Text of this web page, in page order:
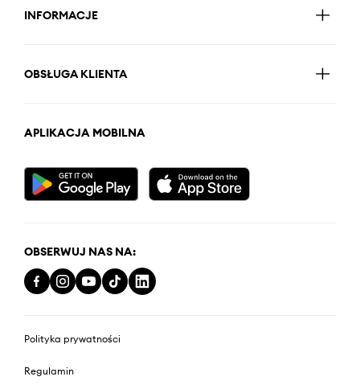
INFORMACJE
OBSŁUGA KLIENTA
APLIKACJA MOBILNA
OBSERWUJ NAS NA:
Polityka prywatności
Regulamin